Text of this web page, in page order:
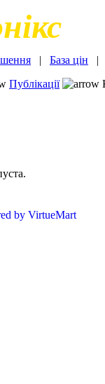
| База цін
Публікації